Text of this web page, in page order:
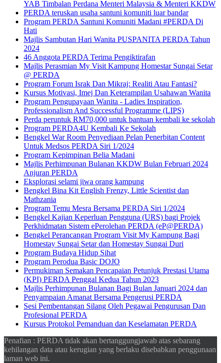
YAB Timbalan Perdana Menteri Malaysia & Menteri KKDW
PERDA teruskan usaha santuni komuniti luar bandar
Program PERDA Santuni Komuniti Madani #PERDA Di
Hati
Majlis Sambutan Hari Wanita PUSPANITA PERDA Tahun
2024
46 Anggota PERDA Terima Pengiktirafan
Majlis Perasmian My Visit Kampung Homestar Sungai Setar
@ PERDA
Program Forum Israk Dan Mikraj: Realiti Atau Fantasi?
Kursus Motivasi, Imej Dan Keterampilan Usahawan Wanita
Program Pengupayaan Wanita - Ladies Inspiration,
Professionalism And Successful Programme (LIPS)
Perda peruntuk RM70,000 untuk bantuan kembali ke sekolah
Program PERDA4U Kembali Ke Sekolah
Bengkel War Room Penyediaan Pelan Penerbitan Content
Untuk Medsos PERDA Siri 1/2024
Program Kepimpinan Belia Madani
Majlis Perhimpunan Bulanan KKDW Bulan Februari 2024
Anjuran PERDA
Eksplorasi selami jiwa orang kampung
Bengkel Bina Kit English Frenzy, Little Scientist dan
Mathzania
Program Temu Mesra Bersama PERDA Siri 1/2024
Bengkel Kajian Keperluan Pengguna (URS) bagi Projek
Perkhidmatan Sistem ePerolehan PERDA (eP@PERDA)
Bengkel Perancangan Program Visit My Kampung Bagi
Homestay Sungai Setar dan Homestay Sungai Duri
Program Budaya Hidup Sihat
Program Perodua Basic DOJO
Permukiman Semakan Pencapaian Petunjuk Prestasi Utama
(KPI) PERDA Penggal Kedua Tahun 2023
Majlis Perhimpunan Bulanan Bagi Bulan Januari 2024 dan
Penyampaian Amanat Bersama Pengerusi PERDA
Sesi Pembentangan Silang Oleh Pegawai Pengurusan Dan
Profesional PERDA
Kursus Protokol Pemanduan dan Keselamatan PERDA
Penafian : PERDA tidak akan bertanggungjawab atas sebarang
kehilangan data atau kerugian yang berlaku disebabkan penggunaan
laman web ini.